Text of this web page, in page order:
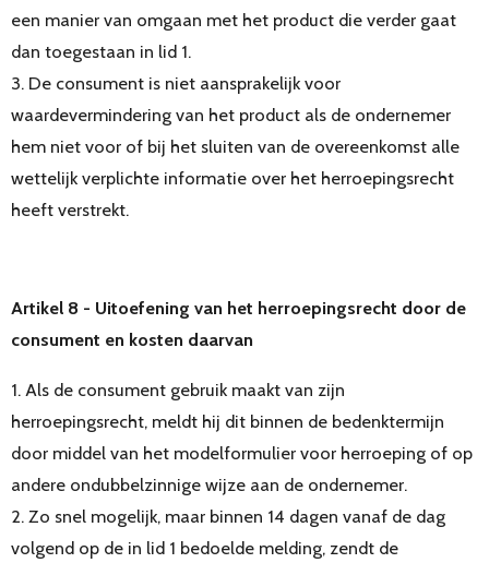
een manier van omgaan met het product die verder gaat
dan toegestaan in lid 1.
3. De consument is niet aansprakelijk voor
waardevermindering van het product als de ondernemer
hem niet voor of bij het sluiten van de overeenkomst alle
wettelijk verplichte informatie over het herroepingsrecht
heeft verstrekt.
Artikel 8 - Uitoefening van het herroepingsrecht door de
consument en kosten daarvan
1. Als de consument gebruik maakt van zijn
herroepingsrecht, meldt hij dit binnen de bedenktermijn
door middel van het modelformulier voor herroeping of op
andere ondubbelzinnige wijze aan de ondernemer.
2. Zo snel mogelijk, maar binnen 14 dagen vanaf de dag
volgend op de in lid 1 bedoelde melding, zendt de